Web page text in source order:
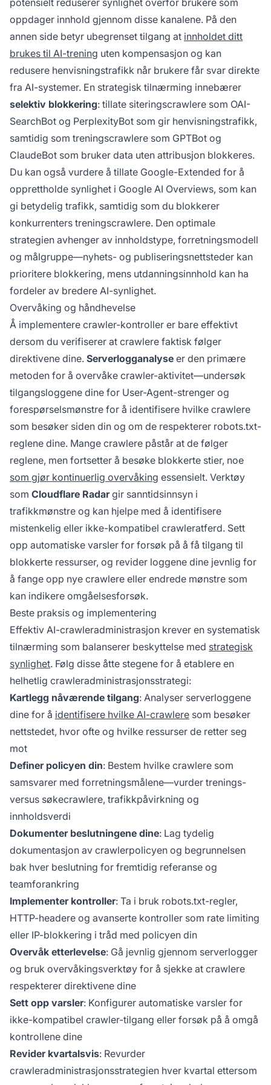
oppdager innhold gjennom disse kanalene. På den
annen side betyr ubegrenset tilgang at innholdet ditt
brukes til AI-trening uten kompensasjon og kan
redusere henvisningstrafikk når brukere får svar direkte
fra AI-systemer. En strategisk tilnærming innebærer
selektiv blokkering: tillate siteringscrawlere som OAI-
SearchBot og PerplexityBot som gir henvisningstrafikk,
samtidig som treningscrawlere som GPTBot og
ClaudeBot som bruker data uten attribusjon blokkeres.
Du kan også vurdere å tillate Google-Extended for å
opprettholde synlighet i Google AI Overviews, som kan
gi betydelig trafikk, samtidig som du blokkerer
konkurrenters treningscrawlere. Den optimale
strategien avhenger av innholdstype, forretningsmodell
og målgruppe—nyhets- og publiseringsnettsteder kan
prioritere blokkering, mens utdanningsinnhold kan ha
fordeler av bredere AI-synlighet.
Overvåking og håndhevelse
Å implementere crawler-kontroller er bare effektivt
dersom du verifiserer at crawlere faktisk følger
direktivene dine. Serverlogganalyse er den primære
metoden for å overvåke crawler-aktivitet—undersøk
tilgangsloggene dine for User-Agent-strenger og
forespørselsmønstre for å identifisere hvilke crawlere
som besøker siden din og om de respekterer robots.txt-
reglene dine. Mange crawlere påstår at de følger
reglene, men fortsetter å besøke blokkerte stier, noe
som gjør kontinuerlig overvåking essensielt. Verktøy
som Cloudflare Radargir sanntidsinnsyn i
trafikkmønstre og kan hjelpe med å identifisere
mistenkelig eller ikke-kompatibel crawleratferd. Sett
opp automatiske varsler for forsøk på å få tilgang til
blokkerte ressurser, og revider loggene dine jevnlig for
å fange opp nye crawlere eller endrede mønstre som
kan indikere omgåelsesforsøk.
Beste praksis og implementering
Effektiv AI-crawleradministrasjon krever en systematisk
tilnærming som balanserer beskyttelse med strategisk
synlighet. Følg disse åtte stegene for å etablere en
helhetlig crawleradministrasjonsstrategi:
Kartlegg nåværende tilgang: Analyser serverloggene
dine for å identifisere hvilke AI-crawlere som besøker
nettstedet, hvor ofte og hvilke ressurser de retter seg
mot
Definer policyen din: Bestem hvilke crawlere som
samsvarer med forretningsmålene—vurder trenings-
versus søkecrawlere, trafikkpåvirkning og
innholdsverdi
Dokumenter beslutningene dine: Lag tydelig
dokumentasjon av crawlerpolicyen og begrunnelsen
bak hver beslutning for fremtidig referanse og
teamforankring
Implementer kontroller: Ta i bruk robots.txt-regler,
HTTP-headere og avanserte kontroller som rate limiting
eller IP-blokkering i tråd med policyen din
Overvåk etterlevelse: Gå jevnlig gjennom serverlogger
og bruk overvåkingsverktøy for å sjekke at crawlere
respekterer direktivene dine
Sett opp varsler: Konfigurer automatiske varsler for
ikke-kompatibel crawler-tilgang eller forsøk på å omgå
kontrollene dine
Revider kvartalsvis: Revurder
crawleradministrasjonsstrategien hver kvartal ettersom